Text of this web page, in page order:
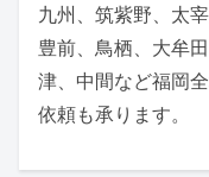
九州、筑紫野、太
豊前、鳥栖、大牟
津、中間など福岡
依頼も承ります。